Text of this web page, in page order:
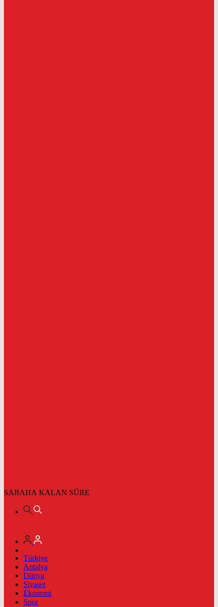
SABAHA KALAN SÜRE
Türkiye
Antalya
Dünya
Siyaset
Ekonomi
Spor